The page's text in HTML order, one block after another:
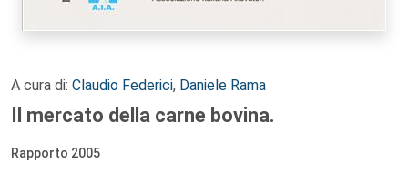
A cura di: Claudio Federici, Daniele Rama
Il mercato della carne bovina.
Rapporto 2005